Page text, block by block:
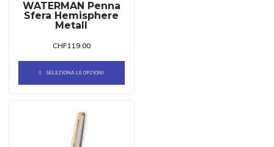
WATERMAN Penna
Sfera Hemisphere
Metall
CHF119.00
SELEZIONA LE OPZIONI